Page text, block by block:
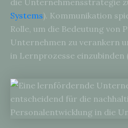
die Unternehmensstrategie
Systems). Kommunikation
Rolle, um die Bedeutung von
Unternehmen zu verankern
in Lernprozesse einzubinden (